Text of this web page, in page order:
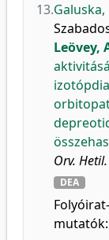
13.Galuska,
Leövey,
Orv. Hetil.
DEA
Folyóirat-
mutatók: